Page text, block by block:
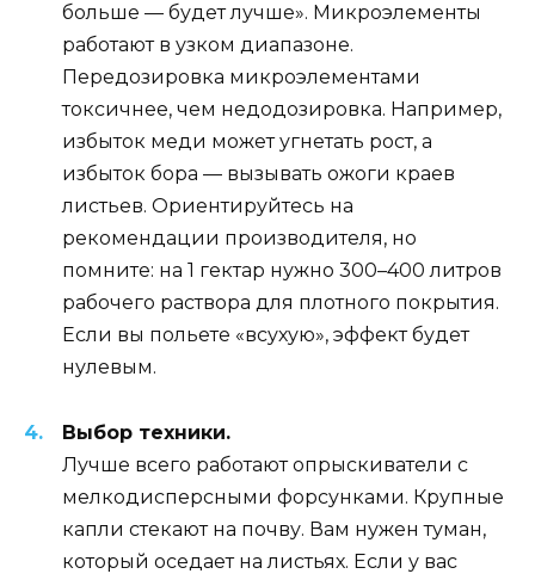
больше — будет лучше». Микроэлементы
работают в узком диапазоне.
Передозировка микроэлементами
токсичнее, чем недодозировка. Например,
избыток меди может угнетать рост, а
избыток бора — вызывать ожоги краев
листьев. Ориентируйтесь на
рекомендации производителя, но
помните: на 1 гектар нужно 300–400 литров
рабочего раствора для плотного покрытия.
Если вы польете «всухую», эффект будет
нулевым.
Выбор техники.
Лучше всего работают опрыскиватели с
мелкодисперсными форсунками. Крупные
капли стекают на почву. Вам нужен туман,
который оседает на листьях. Если у вас